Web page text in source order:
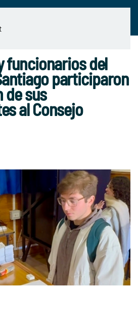
funcionarios del
participaron
de sus
al Consejo